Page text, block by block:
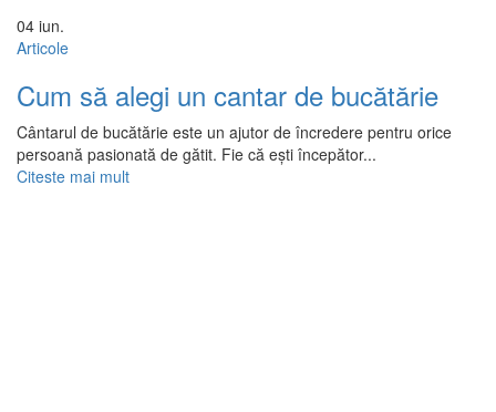
04 iun.
Articole
Cum să alegi un cantar de bucătărie
Cântarul de bucătărie este un ajutor de încredere pentru orice
persoană pasionată de gătit. Fie că ești începător...
Citeste mai mult